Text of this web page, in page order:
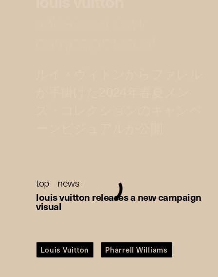
top/ news
louis vuitton releases a new campaign
visual
Louis Vuitton Pharrell Williams